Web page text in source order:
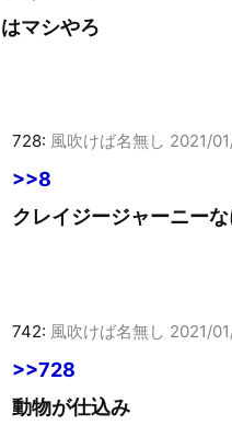
はマシやろ
728: 風吹けば名無し 2021/
>>8
クレイジージャーニー
742: 風吹けば名無し 2021/
>>728
動物が仕込み